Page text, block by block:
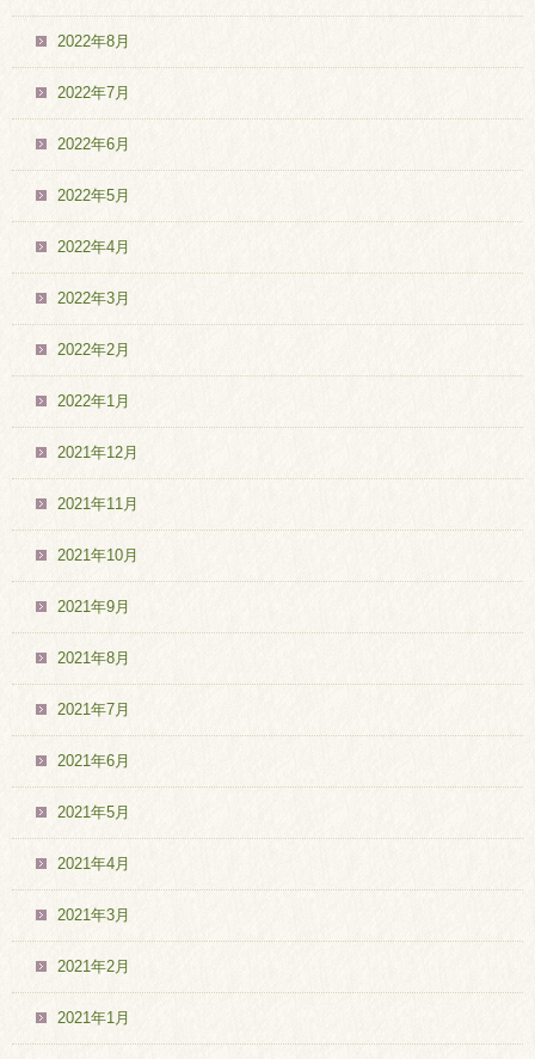
2022年8月
2022年7月
2022年6月
2022年5月
2022年4月
2022年3月
2022年2月
2022年1月
2021年12月
2021年11月
2021年10月
2021年9月
2021年8月
2021年7月
2021年6月
2021年5月
2021年4月
2021年3月
2021年2月
2021年1月